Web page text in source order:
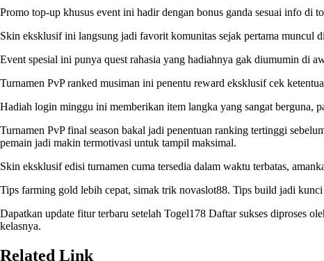
Promo top-up khusus event ini hadir dengan bonus ganda sesuai info di
Skin eksklusif ini langsung jadi favorit komunitas sejak pertama muncul di
Event spesial ini punya quest rahasia yang hadiahnya gak diumumin di
Turnamen PvP ranked musiman ini penentu reward eksklusif cek
Hadiah login minggu ini memberikan item langka yang sangat berguna,
Turnamen PvP final season bakal jadi penentuan ranking tertinggi
pemain jadi makin termotivasi untuk tampil maksimal.
Skin eksklusif edisi turnamen cuma tersedia dalam waktu terbatas,
Tips farming gold lebih cepat, simak trik novaslot88. Tips build jadi kunci
Dapatkan update fitur terbaru setelah Togel178 Daftarsukses diproses
kelasnya.
Related Link